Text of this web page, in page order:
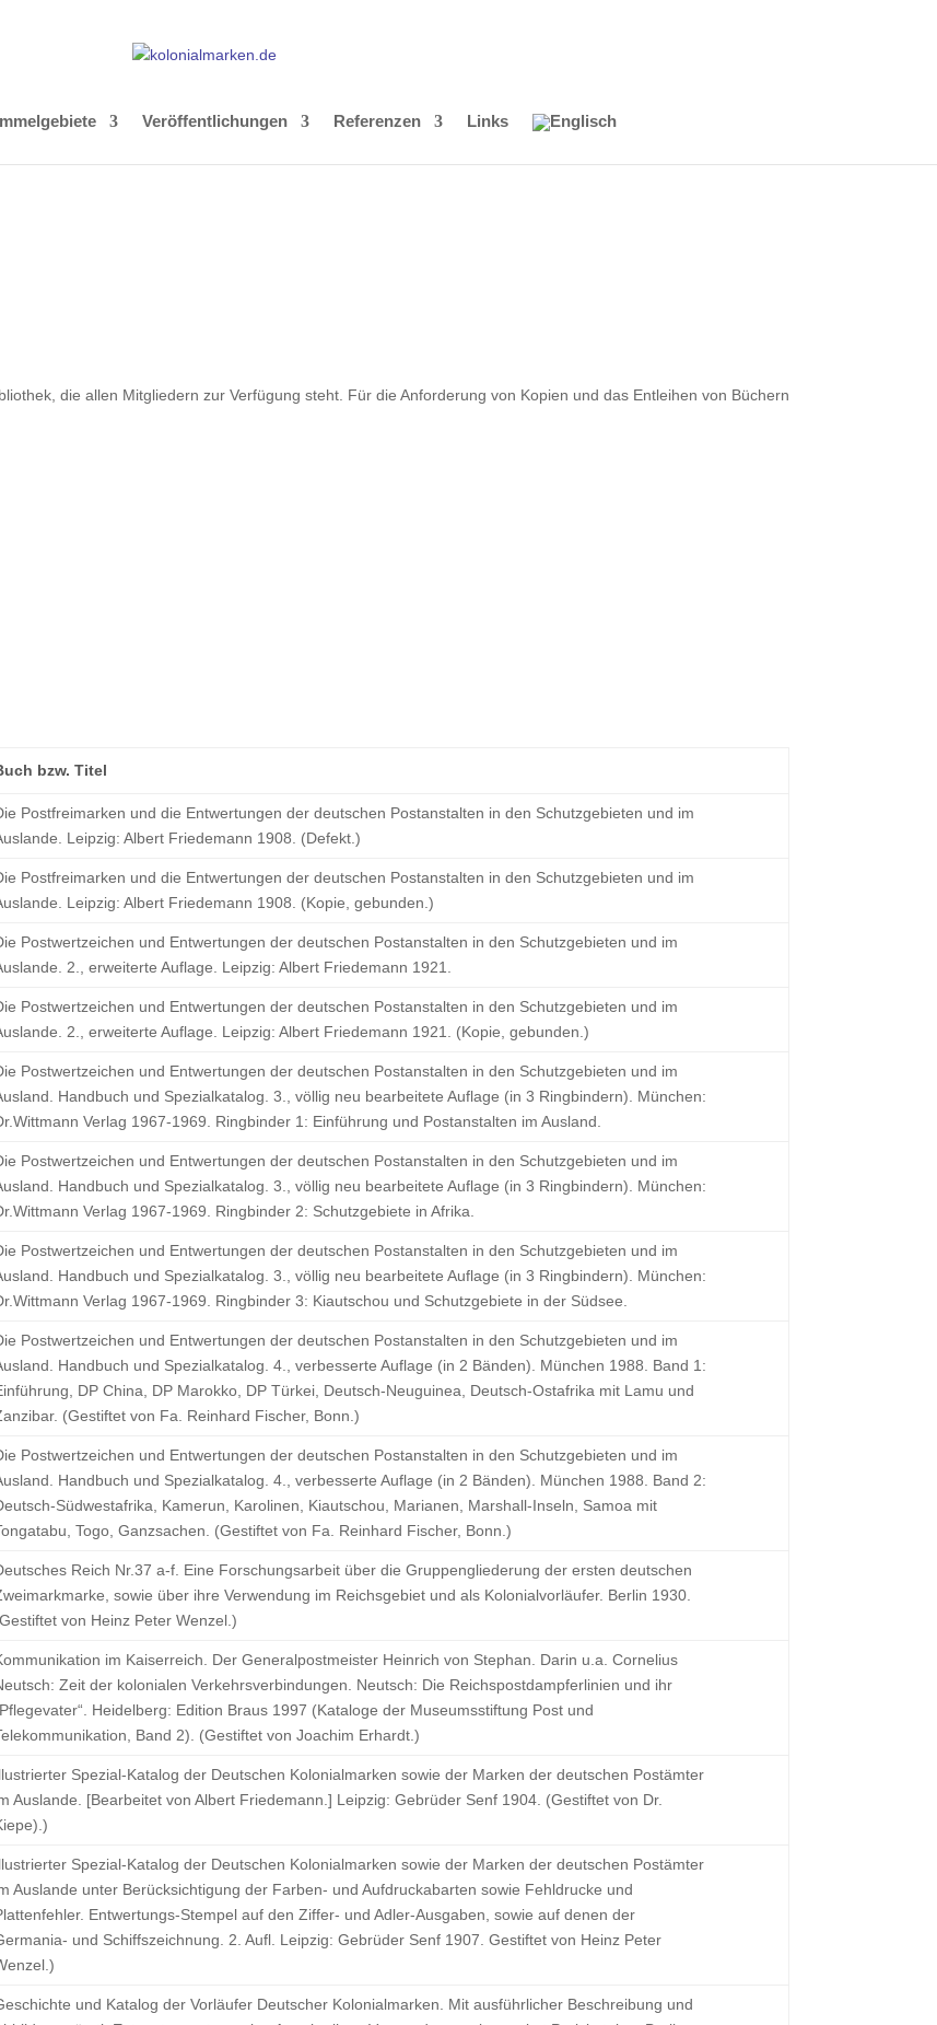
Veröffentlichungen Referenzen Links
die allen Mitgliedern zur Verfügung steht. Für die Anforderung von Kopien und das Entleihen von Büchern
bzw. Titel
Postfreimarken und die Entwertungen der deutschen Postanstalten in den Schutzgebieten und im
Leipzig: Albert Friedemann 1908. (Defekt.)
Postfreimarken und die Entwertungen der deutschen Postanstalten in den Schutzgebieten und im
Leipzig: Albert Friedemann 1908. (Kopie, gebunden.)
Postwertzeichen und Entwertungen der deutschen Postanstalten in den Schutzgebieten und im
2., erweiterte Auflage. Leipzig: Albert Friedemann 1921.
Postwertzeichen und Entwertungen der deutschen Postanstalten in den Schutzgebieten und im
2., erweiterte Auflage. Leipzig: Albert Friedemann 1921. (Kopie, gebunden.)
Postwertzeichen und Entwertungen der deutschen Postanstalten in den Schutzgebieten und im
Handbuch und Spezialkatalog. 3., völlig neu bearbeitete Auflage (in 3 Ringbindern). München:
Verlag 1967-1969. Ringbinder 1: Einführung und Postanstalten im Ausland.
Postwertzeichen und Entwertungen der deutschen Postanstalten in den Schutzgebieten und im
Handbuch und Spezialkatalog. 3., völlig neu bearbeitete Auflage (in 3 Ringbindern). München:
Verlag 1967-1969. Ringbinder 2: Schutzgebiete in Afrika.
Postwertzeichen und Entwertungen der deutschen Postanstalten in den Schutzgebieten und im
Handbuch und Spezialkatalog. 3., völlig neu bearbeitete Auflage (in 3 Ringbindern). München:
Verlag 1967-1969. Ringbinder 3: Kiautschou und Schutzgebiete in der Südsee.
Postwertzeichen und Entwertungen der deutschen Postanstalten in den Schutzgebieten und im
Handbuch und Spezialkatalog. 4., verbesserte Auflage (in 2 Bänden). München 1988. Band 1:
DP China, DP Marokko, DP Türkei, Deutsch-Neuguinea, Deutsch-Ostafrika mit Lamu und
(Gestiftet von Fa. Reinhard Fischer, Bonn.)
Postwertzeichen und Entwertungen der deutschen Postanstalten in den Schutzgebieten und im
Handbuch und Spezialkatalog. 4., verbesserte Auflage (in 2 Bänden). München 1988. Band 2:
Südwestafrika, Kamerun, Karolinen, Kiautschou, Marianen, Marshall-Inseln, Samoa mit
Togo, Ganzsachen. (Gestiftet von Fa. Reinhard Fischer, Bonn.)
Reich Nr.37 a-f. Eine Forschungsarbeit über die Gruppengliederung der ersten deutschen
sowie über ihre Verwendung im Reichsgebiet und als Kolonialvorläufer. Berlin 1930.
von Heinz Peter Wenzel.)
im Kaiserreich. Der Generalpostmeister Heinrich von Stephan. Darin u.a. Cornelius
Zeit der kolonialen Verkehrsverbindungen. Neutsch: Die Reichspostdampferlinien und ihr
„Pflegevater“. Heidelberg: Edition Braus 1997 (Kataloge der Museumsstiftung Post und
Band 2). (Gestiftet von Joachim Erhardt.)
Spezial-Katalog der Deutschen Kolonialmarken sowie der Marken der deutschen Postämter
Auslande. [Bearbeitet von Albert Friedemann.] Leipzig: Gebrüder Senf 1904. (Gestiftet von Dr.
Spezial-Katalog der Deutschen Kolonialmarken sowie der Marken der deutschen Postämter
Auslande unter Berücksichtigung der Farben- und Aufdruckabarten sowie Fehldrucke und
Entwertungs-Stempel auf den Ziffer- und Adler-Ausgaben, sowie auf denen der
und Schiffszeichnung. 2. Aufl. Leipzig: Gebrüder Senf 1907. Gestiftet von Heinz Peter
und Katalog der Vorläufer Deutscher Kolonialmarken. Mit ausführlicher Beschreibung und